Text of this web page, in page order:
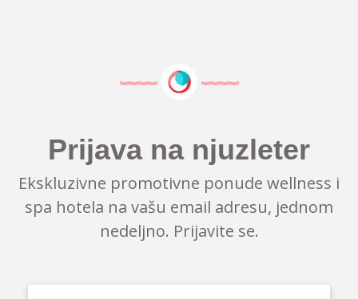
Prijava na njuzleter
Ekskluzivne promotivne ponude wellness i
spa hotela na vašu email adresu, jednom
nedeljno. Prijavite se.